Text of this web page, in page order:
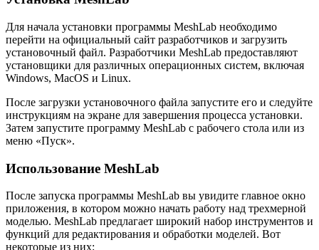
Для начала установки программы MeshLab необходимо
перейти на официальный сайт разработчиков и загрузить
установочный файл. Разработчики MeshLab предоставляют
установщики для различных операционных систем, включая
Windows, MacOS и Linux.
После загрузки установочного файла запустите его и следуйте
инструкциям на экране для завершения процесса установки.
Затем запустите программу MeshLab с рабочего стола или из
меню «Пуск».
Использование MeshLab
После запуска программы MeshLab вы увидите главное окно
приложения, в котором можно начать работу над трехмерной
моделью. MeshLab предлагает широкий набор инструментов и
функций для редактирования и обработки моделей. Вот
некоторые из них: